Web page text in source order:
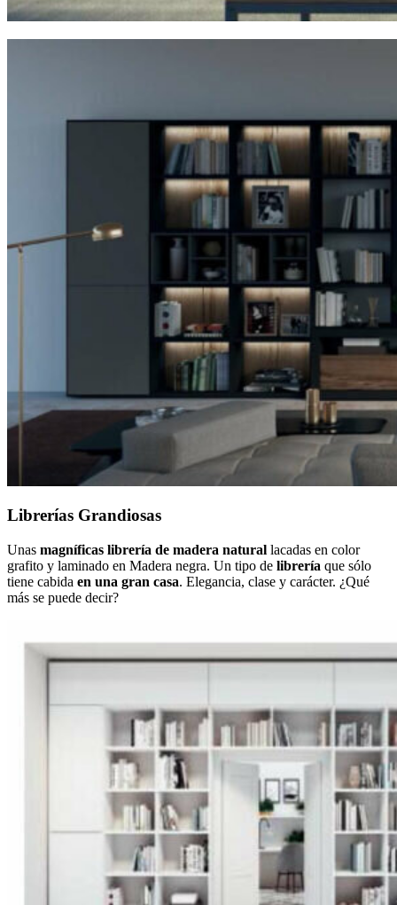
Librerías Grandiosas
Unas magníficas librería de madera natural lacadas en color
grafito y laminado en Madera negra. Un tipo de librería que sólo
tiene cabida en una gran casa. Elegancia, clase y carácter. ¿Qué
más se puede decir?